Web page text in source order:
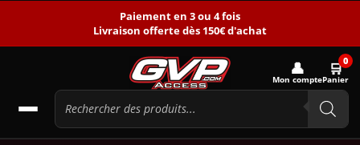
Paiement en 3 ou 4 fois
Livraison offerte dès 150€ d'achat
👤
Mon compte
🛒0
Panier